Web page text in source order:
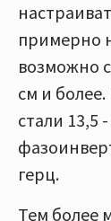
примерно
возможно
см и
стали 13,5
герц.
Тем более